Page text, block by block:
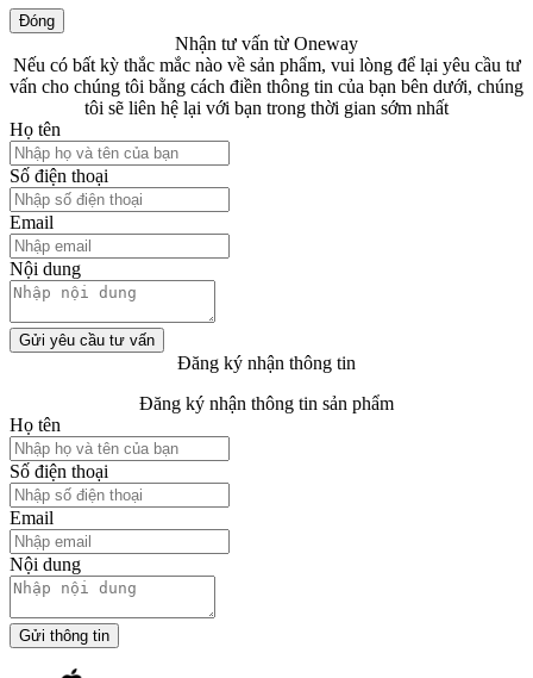
Đóng
Nhận tư vấn từ Oneway
Nếu có bất kỳ thắc mắc nào về sản phẩm, vui lòng để lại yêu cầu tư
vấn cho chúng tôi bằng cách điền thông tin của bạn bên dưới, chúng
tôi sẽ liên hệ lại với bạn trong thời gian sớm nhất
Họ tên
Số điện thoại
Email
Nội dung
Gửi yêu cầu tư vấn
Đăng ký nhận thông tin
Đăng ký nhận thông tin sản phẩm
Họ tên
Số điện thoại
Email
Nội dung
Gửi thông tin